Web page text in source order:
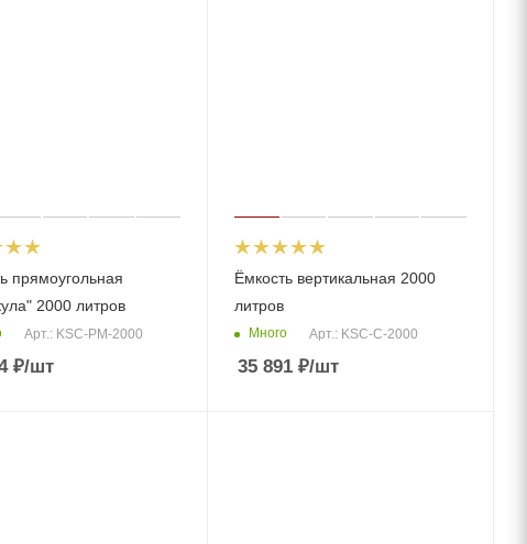
прямоугольная
2000 литров
Арт.: KSC-PM-2000
₽/шт
Ёмкость вертикальная 2000
литров
Много Арт.: KSC-C-2000
35 891 ₽/шт